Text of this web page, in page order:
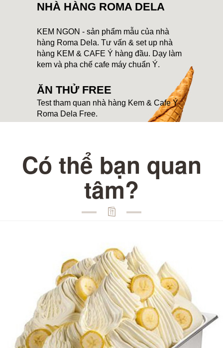
NHÀ HÀNG ROMA DELA
KEM NGON - sản phẩm mẫu của nhà
hàng Roma Dela. Tư vấn & set up nhà
hàng KEM & CAFE Ý hàng đầu. Dạy làm
kem và pha chế cafe máy chuẩn Ý.
ĂN THỬ FREE
Test tham quan nhà hàng Kem & Cafe Ý
Roma Dela Free.
Có thể bạn quan
tâm?